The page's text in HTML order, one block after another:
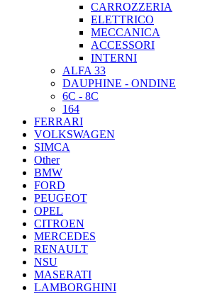
CARROZZERIA
ELETTRICO
MECCANICA
ACCESSORI
INTERNI
ALFA 33
DAUPHINE - ONDINE
6C - 8C
164
FERRARI
VOLKSWAGEN
SIMCA
Other
BMW
FORD
PEUGEOT
OPEL
CITROEN
MERCEDES
RENAULT
NSU
MASERATI
LAMBORGHINI